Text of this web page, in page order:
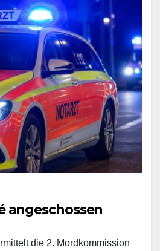
angeschossen
die 2. Mordkommission